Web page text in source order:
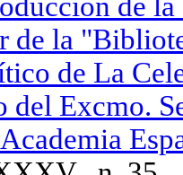
de la
de La
del Excmo.